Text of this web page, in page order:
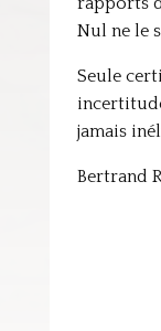
Nul ne le
Seule
jamais
Bertrand